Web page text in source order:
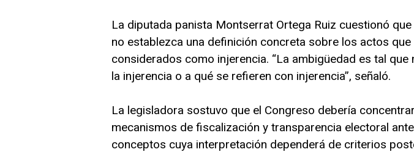
La diputada panista Montserrat Ortega Ruiz cuestionó
no establezca una definición concreta sobre los actos
considerados como injerencia. “La ambigüedad es tal que
la injerencia o a qué se refieren con injerencia”, señaló.
La legisladora sostuvo que el Congreso debería
mecanismos de fiscalización y transparencia electoral
conceptos cuya interpretación dependerá de criterios